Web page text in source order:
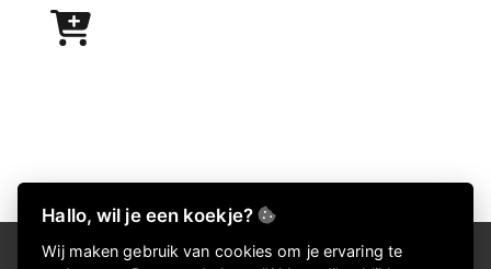
Hallo, wil je een koekje?
Wij maken gebruik van cookies om je ervaring te